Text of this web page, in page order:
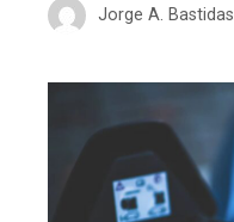
Jorge A. Bastidas